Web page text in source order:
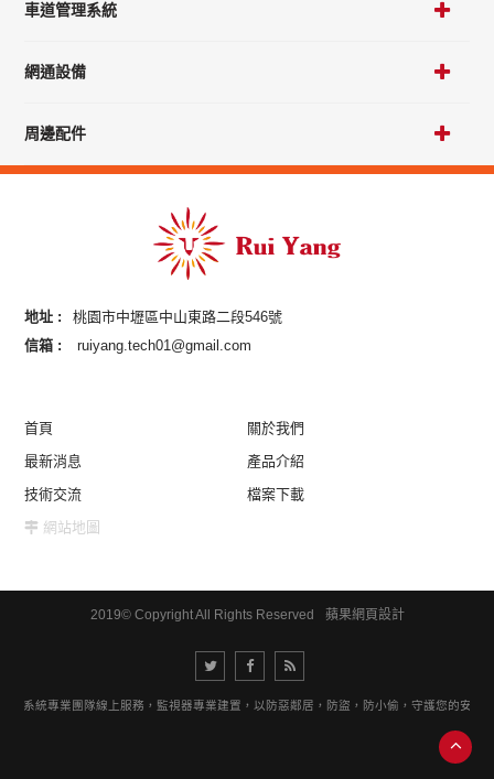
車道管理系統
網通設備
周邊配件
地址 :
桃園市中壢區中山東路二段546號
信箱 :
ruiyang.tech01@gmail.com
首頁
關於我們
最新消息
產品介紹
技術交流
檔案下載
網站地圖
2019© Copyright All Rights Reserved 蘋果網頁設計
器系統專業團隊線上服務，監視器專業建置，以防惡鄰居，防盜，防小偷，守護您的安